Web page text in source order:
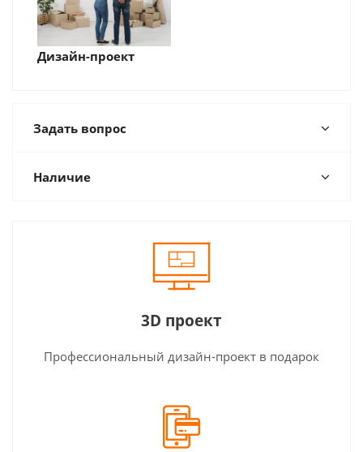
Дизайн-проект
Задать вопрос
Наличие
3D проект
Профессиональный дизайн-проект в подарок